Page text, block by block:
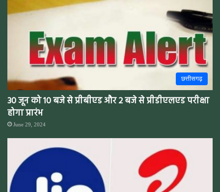
छत्तीसगढ़
30 जून को 10 बजे से प्रीबीएड और 2 बजे से प्रीडीएलएड परीक्षा
होगा प्रारंभ
June 29, 2024